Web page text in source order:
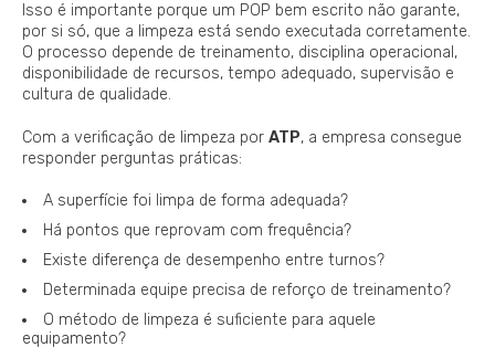
Isso é importante porque um POP bem escrito não garante,
por si só, que a limpeza está sendo executada corretamente.
O processo depende de treinamento, disciplina operacional,
disponibilidade de recursos, tempo adequado, supervisão e
cultura de qualidade.
Com a verificação de limpeza por ATP, a empresa consegue
responder perguntas práticas:
A superfície foi limpa de forma adequada?
Há pontos que reprovam com frequência?
Existe diferença de desempenho entre turnos?
Determinada equipe precisa de reforço de treinamento?
O método de limpeza é suficiente para aquele
equipamento?